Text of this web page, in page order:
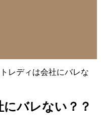
レディは会社にバレな
バレない？？